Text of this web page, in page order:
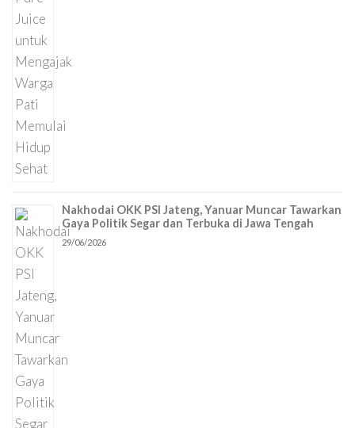
Nakhodai OKK PSI Jateng, Yanuar Muncar Tawarkan
Gaya Politik Segar dan Terbuka di Jawa Tengah
29/06/2026